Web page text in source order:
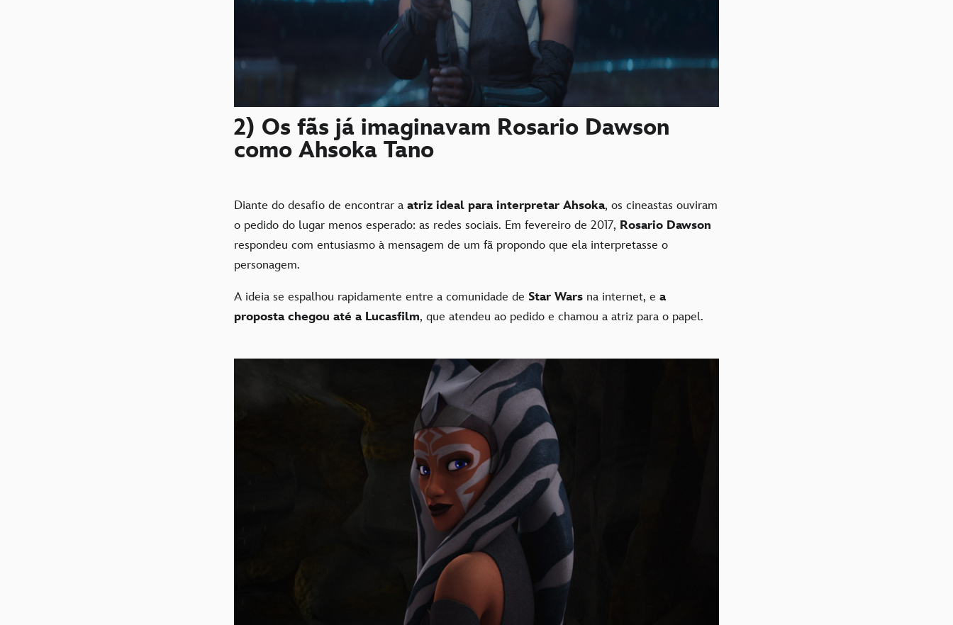
2) Os fãs já imaginavam Rosario Dawson
como Ahsoka Tano
Diante do desafio de encontrar a atriz ideal para interpretar Ahsoka, os cineastas ouviram
o pedido do lugar menos esperado: as redes sociais. Em fevereiro de 2017, Rosario Dawson
respondeu com entusiasmo à mensagem de um fã propondo que ela interpretasse o
personagem.
A ideia se espalhou rapidamente entre a comunidade de Star Wars na internet, e a
proposta chegou até a Lucasfilm, que atendeu ao pedido e chamou a atriz para o papel.